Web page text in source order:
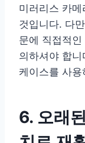
미러리스 카
것입니다. 다
문에 직접적
의하셔야 합
케이스를 사
6. 오래